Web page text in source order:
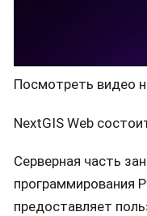
Посмотреть видео
NextGIS Web
Серверная часть
программирования
предоставляет